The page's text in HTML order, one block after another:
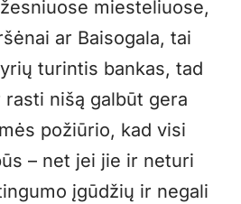
miesteliuose,
ar Baisogala, tai
turintis bankas, tad
nišą galbūt gera
požiūrio, kad visi
– net jei jie ir neturi
įgūdžių ir negali